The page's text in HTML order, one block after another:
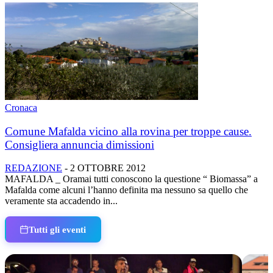
Cronaca
Comune Mafalda vicino alla rovina per troppe cause.
Consigliera annuncia dimissioni
REDAZIONE - 2 OTTOBRE 2012
MAFALDA _ Oramai tutti conoscono la questione “ Biomassa” a
Mafalda come alcuni l’hanno definita ma nessuno sa quello che
veramente sta accadendo in...
Tutti gli eventi